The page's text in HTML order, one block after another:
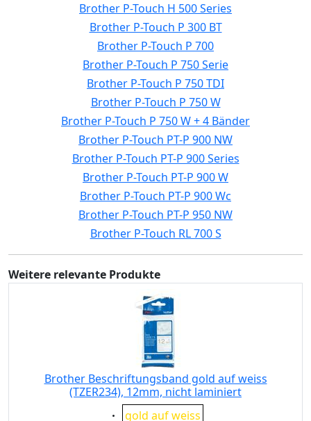
Brother P-Touch H 500 Series
Brother P-Touch P 300 BT
Brother P-Touch P 700
Brother P-Touch P 750 Serie
Brother P-Touch P 750 TDI
Brother P-Touch P 750 W
Brother P-Touch P 750 W + 4 Bänder
Brother P-Touch PT-P 900 NW
Brother P-Touch PT-P 900 Series
Brother P-Touch PT-P 900 W
Brother P-Touch PT-P 900 Wc
Brother P-Touch PT-P 950 NW
Brother P-Touch RL 700 S
Weitere relevante Produkte
Brother Beschriftungsband gold auf weiss
(TZER234), 12mm, nicht laminiert
Eigenschaft:
gold auf weiss